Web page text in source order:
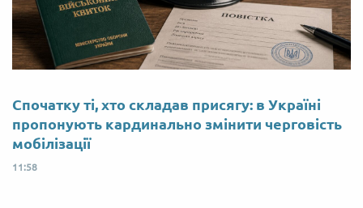
Спочатку ті, хто складав присягу: в Україні
пропонують кардинально змінити черговість
мобілізації
11:58